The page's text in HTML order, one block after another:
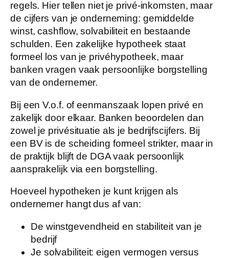
regels. Hier tellen niet je privé-inkomsten, maar
de cijfers van je onderneming: gemiddelde
winst, cashflow, solvabiliteit en bestaande
schulden. Een zakelijke hypotheek staat
formeel los van je privéhypotheek, maar
banken vragen vaak persoonlijke borgstelling
van de ondernemer.
Bij eenV.o.f. of eenmanszaak lopen privé en
zakelijk door elkaar. Banken beoordelen dan
zowel je privésituatie als je bedrijfscijfers. Bij
een BVis de scheiding formeel strikter, maar in
de praktijk blijft de DGA vaak persoonlijk
aansprakelijk via een borgstelling.
Hoeveel hypotheken je kunt krijgen als
ondernemer hangt dus af van:
De winstgevendheid en stabiliteit van je
bedrijf
Je solvabiliteit: eigen vermogen versus